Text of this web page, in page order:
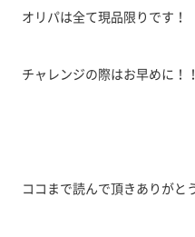
オリパは全て現品限りです！
チャレンジの際はお早めに！！